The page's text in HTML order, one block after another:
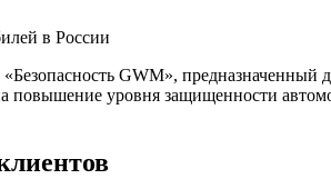
GWM», предназначенный
повышение уровня защищенности